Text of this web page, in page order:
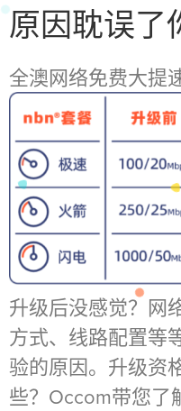
原因耽误了
全澳网络免费大提速
升级后没感觉？网
方式、线路配置等
验的原因。升级资
些？Occom带您了